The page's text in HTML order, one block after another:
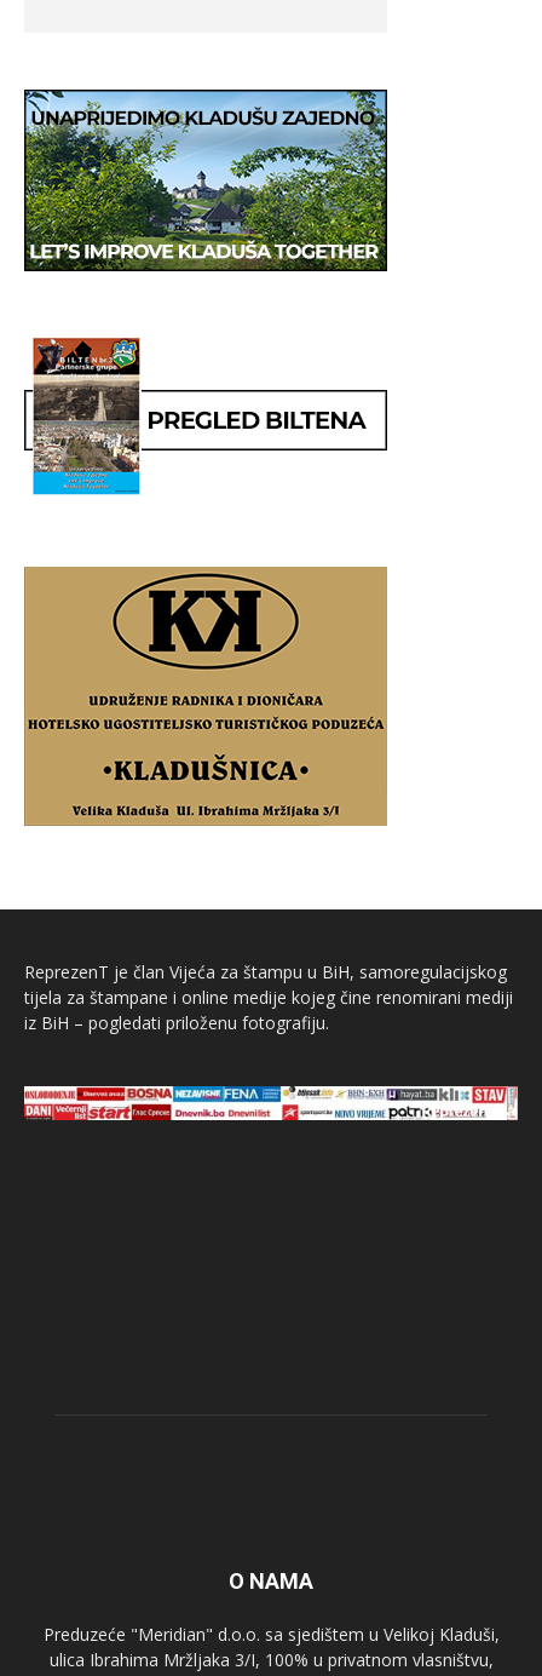
ReprezenT je član Vijeća za štampu u BiH, samoregulacijskog
tijela za štampane i online medije kojeg čine renomirani mediji
iz BiH – pogledati priloženu fotografiju.
O NAMA
Preduzeće "Meridian" d.o.o. sa sjedištem u Velikoj Kladuši,
ulica Ibrahima Mržljaka 3/I, 100% u privatnom vlasništvu,